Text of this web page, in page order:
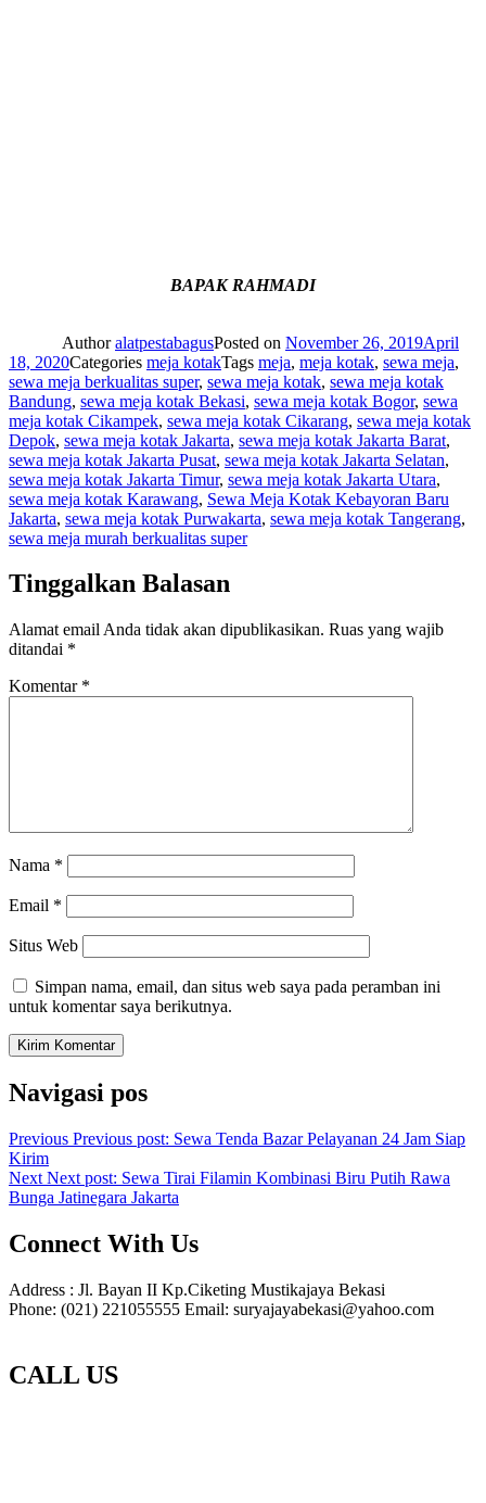
BAPAK RAHMADI
AuthoralatpestabagusPosted on November 26, 2019April
18, 2020Categories meja kotakTags meja, meja kotak, sewa meja,
sewa meja berkualitas super, sewa meja kotak, sewa meja kotak
Bandung, sewa meja kotak Bekasi, sewa meja kotak Bogor, sewa
meja kotak Cikampek, sewa meja kotak Cikarang, sewa meja kotak
Depok, sewa meja kotak Jakarta, sewa meja kotak Jakarta Barat,
sewa meja kotak Jakarta Pusat, sewa meja kotak Jakarta Selatan,
sewa meja kotak Jakarta Timur, sewa meja kotak Jakarta Utara,
sewa meja kotak Karawang, Sewa Meja Kotak Kebayoran Baru
Jakarta, sewa meja kotak Purwakarta, sewa meja kotak Tangerang,
sewa meja murah berkualitas super
Tinggalkan Balasan
Alamat email Anda tidak akan dipublikasikan. Ruas yang wajib
ditandai *
Komentar *
Nama *
Email *
Situs Web
Simpan nama, email, dan situs web saya pada peramban ini
untuk komentar saya berikutnya.
Navigasi pos
Previous Previous post: Sewa Tenda Bazar Pelayanan 24 Jam Siap
Kirim
Next Next post: Sewa Tirai Filamin Kombinasi Biru Putih Rawa
Bunga Jatinegara Jakarta
Connect With Us
Address : Jl. Bayan II Kp.Ciketing Mustikajaya Bekasi
Phone: (021) 221055555 Email: suryajayabekasi@yahoo.com
CALL US